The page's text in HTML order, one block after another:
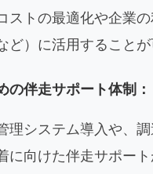
ストの最適化や企業
ど）に活用することが
の伴走サポート体制：
理システム導入や、
に向けた伴走サポー